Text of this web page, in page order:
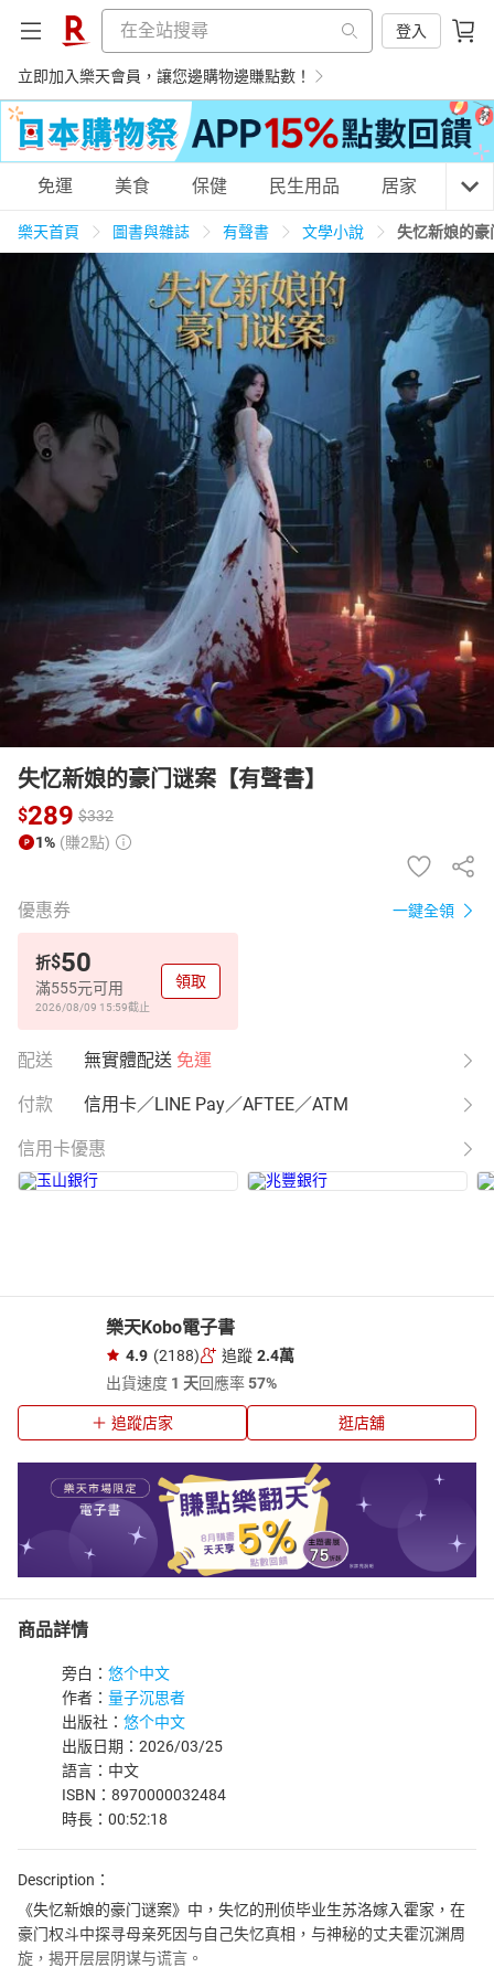
登入
立即加入樂天會員，讓您邊購物邊賺點數！
購物網分類
天天免運 美食蛋糕 養生保健 民生用品
居家生活 3C家電 運動休閒 親子玩具
女裝 男裝 化妝保養 情趣用品
電子/紙本書
HOT
免運 美食 保健 民生用品 居家 3C
樂天首頁 圖書與雜誌 有聲書 文學小說 失忆新娘的
失忆新娘的豪门谜案【有聲書】
$289 $332
1% (賺2點)
優惠券 一鍵全領
折$50
滿555元可用
2026/08/09 15:59截止
領取
配送 無實體配送 免運
付款 信用卡／LINE Pay／AFTEE／ATM
信用卡優惠
樂天Kobo電子書
4.9 (2188) 追蹤 2.4萬
出貨速度 1 天回應率57%
追蹤店家 逛店舖
商品詳情
旁白： 悠个中文
作者： 量子沉思者
出版社： 悠个中文
出版日期：2026/03/25
語言：中文
ISBN：8970000032484
時長：00:52:18
Description：
《失忆新娘的豪门谜案》中，失忆的刑侦毕业生苏洛嫁入霍家，在
豪门权斗中探寻母亲死因与自己失忆真相，与神秘的丈夫霍沉渊周
旋，揭开层层阴谋与谎言。